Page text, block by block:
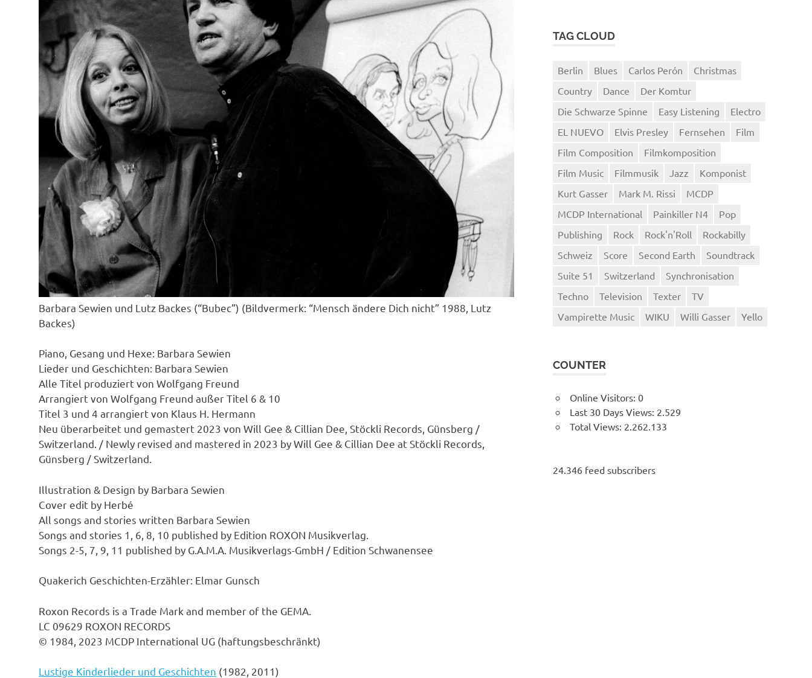
Barbara Sewien und Lutz Backes (“Bubec”) (Bildvermerk: “Mensch ändere Dich nicht” 1988, Lutz
Backes)
Piano, Gesang und Hexe: Barbara Sewien
Lieder und Geschichten: Barbara Sewien
Alle Titel produziert von Wolfgang Freund
Arrangiert von Wolfgang Freund außer Titel 6 & 10
Titel 3 und 4 arrangiert von Klaus H. Hermann
Neu überarbeitet und gemastert 2023 von Will Gee & Cillian Dee, Stöckli Records, Günsberg /
Switzerland. / Newly revised and mastered in 2023 by Will Gee & Cillian Dee at Stöckli Records,
Günsberg / Switzerland.
Illustration & Design by Barbara Sewien
Cover edit by Herbé
All songs and stories written Barbara Sewien
Songs and stories 1, 6, 8, 10 published by Edition ROXON Musikverlag.
Songs 2-5, 7, 9, 11 published by G.A.M.A. Musikverlags-GmbH / Edition Schwanensee
Quakerich Geschichten-Erzähler: Elmar Gunsch
Roxon Records is a Trade Mark and member of the GEMA.
LC 09629 ROXON RECORDS
© 1984, 2023 MCDP International UG (haftungsbeschränkt)
Lustige Kinderlieder und Geschichten (1982, 2011)
TAG CLOUD
Berlin Blues Carlos Perón
Christmas
Country
Dance
Der Komtur
Die Schwarze Spinne
Easy Listening
Electro
EL NUEVO
Elvis Presley Fernsehen
Film
Film Composition
Filmkomposition
Film Music
Filmmusik Jazz
Komponist
Kurt Gasser
Mark M. Rissi
MCDP
MCDP International
Painkiller N4
Pop
Publishing
Rock Rock'n'Roll
Rockabilly
Schweiz
Score Second Earth
Soundtrack
Suite 51
Switzerland
Synchronisation
Techno
Television Texter
TV
Vampirette Music
WIKU Willi Gasser Yello
COUNTER
Online Visitors: 0
Last 30 Days Views: 2.529
Total Views: 2.262.133
24.346 feed subscribers